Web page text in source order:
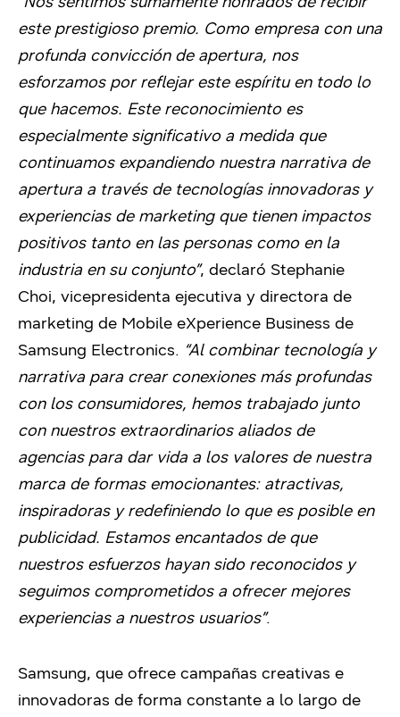
este prestigioso premio. Como empresa con una
profunda convicción de apertura, nos
esforzamos por reflejar este espíritu en todo lo
que hacemos. Este reconocimiento es
especialmente significativo a medida que
continuamos expandiendo nuestra narrativa de
apertura a través de tecnologías innovadoras y
experiencias de marketing que tienen impactos
positivos tanto en las personas como en la
industria en su conjunto”, declaró Stephanie
Choi, vicepresidenta ejecutiva y directora de
marketing de Mobile eXperience Business de
Samsung Electronics. “Al combinar tecnología y
narrativa para crear conexiones más profundas
con los consumidores, hemos trabajado junto
con nuestros extraordinarios aliados de
agencias para dar vida a los valores de nuestra
marca de formas emocionantes: atractivas,
inspiradoras y redefiniendo lo que es posible en
publicidad. Estamos encantados de que
nuestros esfuerzos hayan sido reconocidos y
seguimos comprometidos a ofrecer mejores
experiencias a nuestros usuarios”.
Samsung, que ofrece campañas creativas e
innovadoras de forma constante a lo largo de